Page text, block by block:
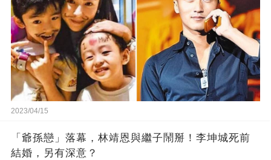
2023/04/15
「爺孫戀」落幕，林靖恩與繼子鬧掰！李坤城死前
結婚，另有深意？